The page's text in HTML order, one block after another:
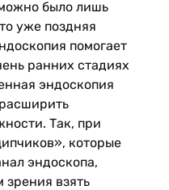
было лишь
уже поздняя
помогает
ранних стадиях
эндоскопия
Так, при
которые
эндоскопа,
взять